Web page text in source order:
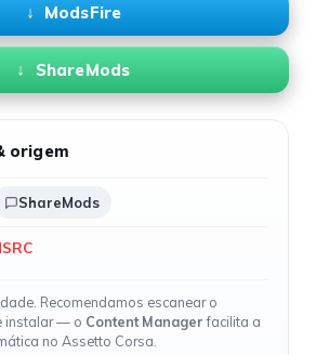
ModsFire
ShareMods
origem
ShareMods
Recomendamos escanear o
instalar — o Content Managerfacilita a
no Assetto Corsa.